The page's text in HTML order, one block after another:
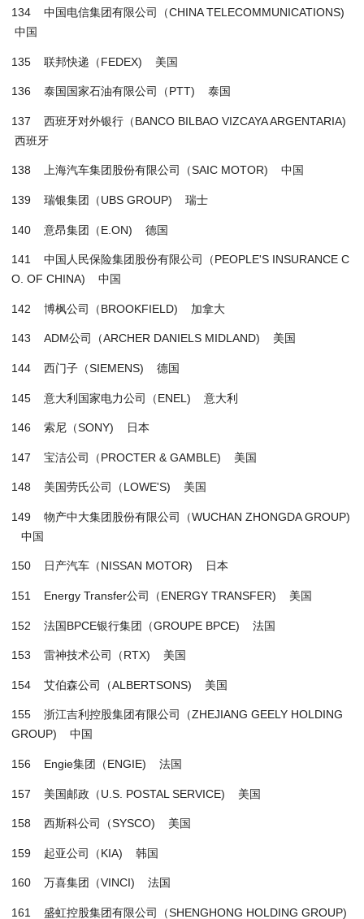
134 中国电信集团有限公司（CHINA TELECOMMUNICATIONS)
中国
135 联邦快递（FEDEX) 美国
136 泰国国家石油有限公司（PTT) 泰国
137 西班牙对外银行（BANCO BILBAO VIZCAYA ARGENTARIA)
西班牙
138 上海汽车集团股份有限公司（SAIC MOTOR) 中国
139 瑞银集团（UBS GROUP) 瑞士
140 意昂集团（E.ON) 德国
141 中国人民保险集团股份有限公司（PEOPLE'S INSURANCE C
O. OF CHINA) 中国
142 博枫公司（BROOKFIELD) 加拿大
143 ADM公司（ARCHER DANIELS MIDLAND) 美国
144 西门子（SIEMENS) 德国
145 意大利国家电力公司（ENEL) 意大利
146 索尼（SONY) 日本
147 宝洁公司（PROCTER & GAMBLE) 美国
148 美国劳氏公司（LOWE'S) 美国
149 物产中大集团股份有限公司（WUCHAN ZHONGDA GROUP)
中国
150 日产汽车（NISSAN MOTOR) 日本
151 Energy Transfer公司（ENERGY TRANSFER) 美国
152 法国BPCE银行集团（GROUPE BPCE) 法国
153 雷神技术公司（RTX) 美国
154 艾伯森公司（ALBERTSONS) 美国
155 浙江吉利控股集团有限公司（ZHEJIANG GEELY HOLDING
GROUP) 中国
156 Engie集团（ENGIE) 法国
157 美国邮政（U.S. POSTAL SERVICE) 美国
158 西斯科公司（SYSCO) 美国
159 起亚公司（KIA) 韩国
160 万喜集团（VINCI) 法国
161 盛虹控股集团有限公司（SHENGHONG HOLDING GROUP)